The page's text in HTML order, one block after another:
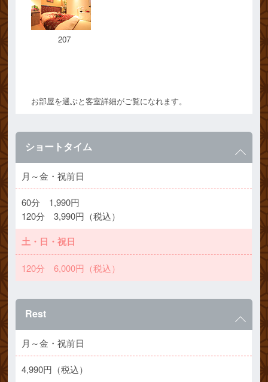
207
お部屋を選ぶと客室詳細がご覧になれます。
ショートタイム
月～金・祝前日
60分 1,990円
120分 3,990円（税込）
土・日・祝日
120分 6,000円（税込）
Rest
月～金・祝前日
4,990円（税込）